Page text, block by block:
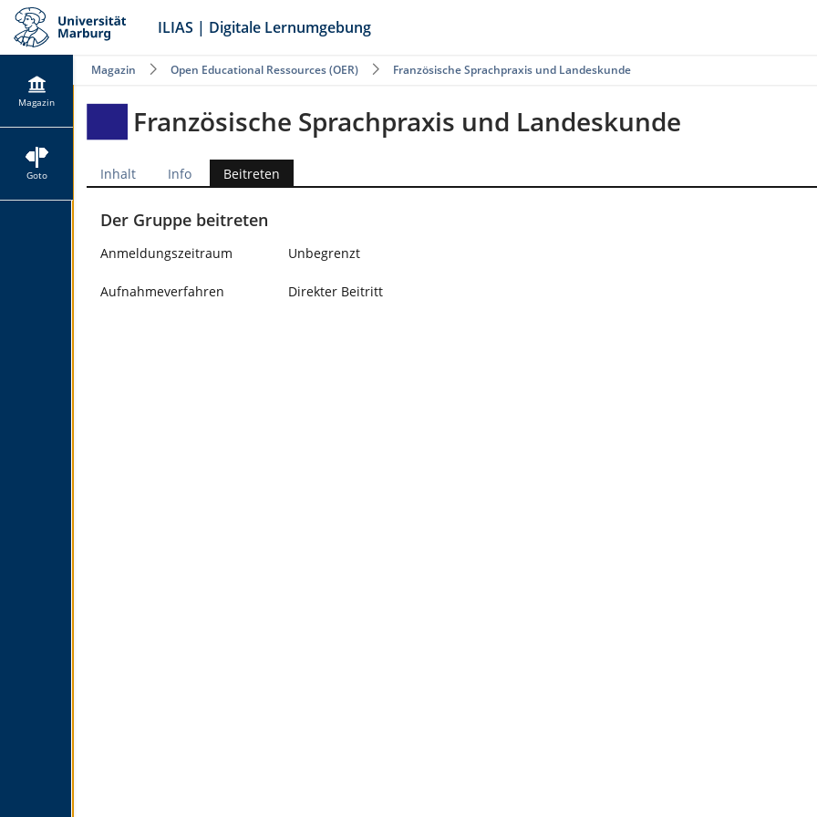
ILIAS | Digitale Lernumgebung
Magazin
Goto
Magazin Open Educational Ressources (OER) Französische Sprachpraxis und Landeskunde
Französische Sprachpraxis und Landeskunde
Inhalt Info Beitreten
Der Gruppe beitreten
Anmeldungszeitraum Unbegrenzt
Aufnahmeverfahren Direkter Beitritt